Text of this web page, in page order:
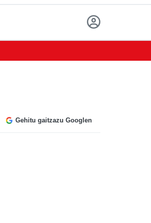
Gehitu gaitzazu Googlen